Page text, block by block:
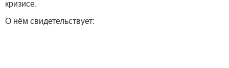
кризисе.
О нём свидетельствует: